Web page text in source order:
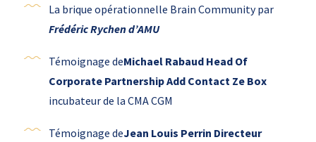
La brique opérationnelle Brain Community par
Frédéric Rychen d’AMU
Témoignage deMichael Rabaud Head Of
Corporate Partnership Add Contact Ze Box
incubateur de la CMA CGM
Témoignage deJean Louis Perrin Directeur